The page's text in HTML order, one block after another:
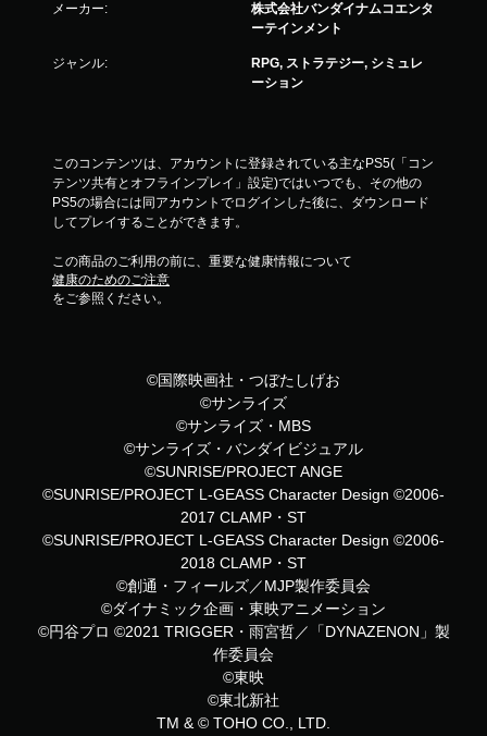
メーカー:
株式会社バンダイナムコエンタ
ーテインメント
ジャンル:
RPG, ストラテジー, シミュレ
ーション
このコンテンツは、アカウントに登録されている主なPS5(「コン
テンツ共有とオフラインプレイ」設定)ではいつでも、その他の
PS5の場合には同アカウントでログインした後に、ダウンロード
してプレイすることができます。
この商品のご利用の前に、重要な健康情報について
健康のためのご注意
をご参照ください。
©国際映画社・つぼたしげお
©サンライズ
©サンライズ・MBS
©サンライズ・バンダイビジュアル
©SUNRISE/PROJECT ANGE
©SUNRISE/PROJECT L-GEASS Character Design ©2006-
2017 CLAMP・ST
©SUNRISE/PROJECT L-GEASS Character Design ©2006-
2018 CLAMP・ST
©創通・フィールズ／MJP製作委員会
©ダイナミック企画・東映アニメーション
©円谷プロ ©2021 TRIGGER・雨宮哲／「DYNAZENON」製
作委員会
©東映
©東北新社
TM & © TOHO CO., LTD.